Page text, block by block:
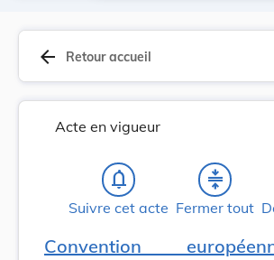
arrow_back Retour accueil
Acte en vigueur
notifications_none
Suivre cet acte
compress
Fermer tout
Convention